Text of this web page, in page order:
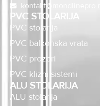
kontakt@mondlinepro.rs
PVC STOLARIJA
PVC stolarija
PVC balkonska vrata
PVC prozori
PVC klizni sistemi
ALU STOLARIJA
ALU stolarija